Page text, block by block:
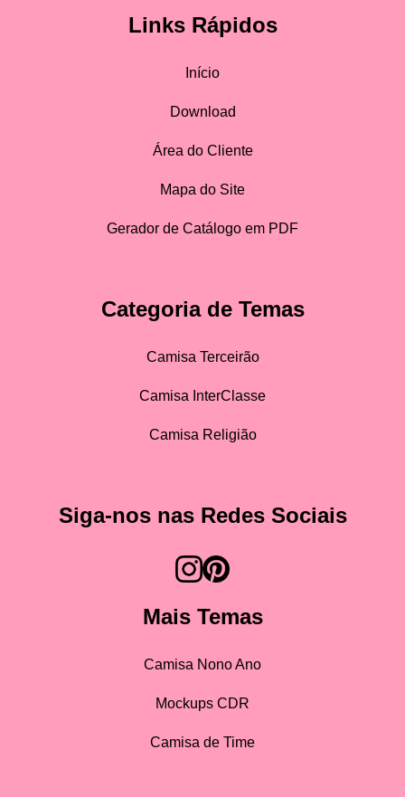
Links Rápidos
Início
Download
Área do Cliente
Mapa do Site
Gerador de Catálogo em PDF
Categoria de Temas
Camisa Terceirão
Camisa InterClasse
Camisa Religião
Siga-nos nas Redes Sociais
Mais Temas
Camisa Nono Ano
Mockups CDR
Camisa de Time